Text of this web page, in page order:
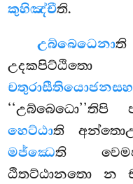
කුහිඤ්චීති.
උබ්බෙධෙනාති
හෙට්ඨාති
මජ්ඣෙති
ඨිතට්ඨානතො න